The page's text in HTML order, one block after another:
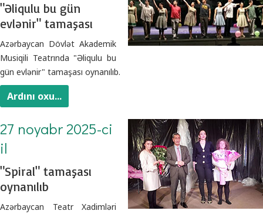
"Əliqulu bu gün
evlənir" tamaşası
Azərbaycan Dövlət Akademik
Musiqili Teatrında "Əliqulu bu
gün evlənir" tamaşası oynanılıb.
Ardını oxu...
27 noyabr 2025-ci
il
"Spiral" tamaşası
oynanılıb
Azərbaycan Teatr Xadimləri